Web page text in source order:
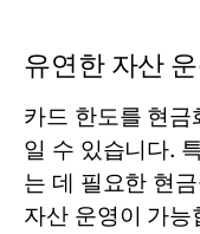
유연한 자산
카드 한도를 현
일 수 있습니다.
는 데 필요한 현
자산 운영이 가